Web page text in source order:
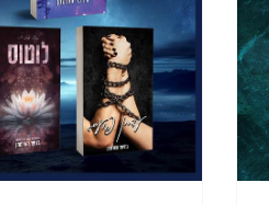
"תוכלו
בשכרות
אני נאנחת,
הכוס שלי
אני